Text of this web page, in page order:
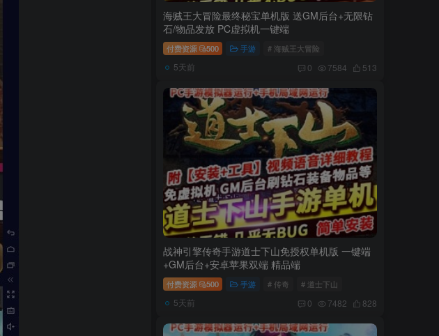
海贼王大冒险最终秘宝单机版 送GM后台+无限钻
石/物品发放 PC虚拟机一键端
付费资源 500 手游 # 海贼王大冒险
5天前 0 7584 513
战神引擎传奇手游道士下山免授权单机版 一键端
+GM后台+安卓苹果双端 精品端
付费资源 500 手游 # 传奇 # 道士下山
5天前 0 7482 828